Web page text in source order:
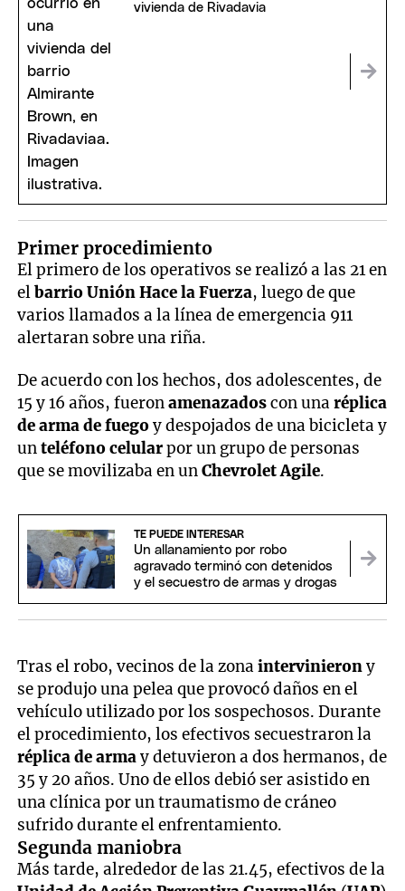
vivienda de Rivadavia
Primer procedimiento
El primero de los operativos se realizó a las 21 en
elbarrio Unión Hace la Fuerza, luego de que
varios llamados a la línea de emergencia 911
alertaran sobre una riña.
De acuerdo con los hechos, dos adolescentes, de
15 y 16 años, fueronamenazadoscon unaréplica
de arma de fuegoy despojados de una bicicleta y
unteléfono celularpor un grupo de personas
que se movilizaba en unChevrolet Agile.
TE PUEDE INTERESAR
Un allanamiento por robo
agravado terminó con detenidos
y el secuestro de armas y drogas
Tras el robo, vecinos de la zonaintervinierony
se produjo una pelea que provocó daños en el
vehículo utilizado por los sospechosos. Durante
el procedimiento, los efectivos secuestraron la
réplica de armay detuvieron a dos hermanos, de
35 y 20 años. Uno de ellos debió ser asistido en
una clínica por un traumatismo de cráneo
sufrido durante el enfrentamiento.
Segunda maniobra
Más tarde, alrededor de las 21.45, efectivos de la